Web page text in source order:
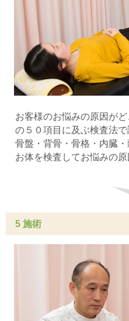
お客様のお悩みの原因が
の５０項目に及ぶ検査法で
骨盤・背骨・骨格・内臓・
お体を検査してお悩みの
5 施術